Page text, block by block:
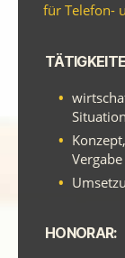
für Telefon-
Situation
Vergabe
HONORAR: